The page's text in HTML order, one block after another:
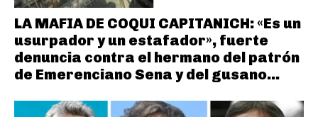
LA MAFIA DE COQUI CAPITANICH: «Es un
usurpador y un estafador», fuerte
denuncia contra el hermano del patrón
de Emerenciano Sena y del gusano...